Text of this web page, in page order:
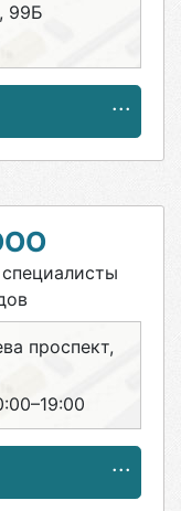
99Б
47
проспект,
27